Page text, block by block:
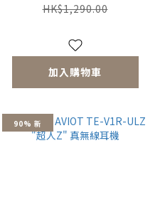
HK$1,290.00
加入購物車
90% 新